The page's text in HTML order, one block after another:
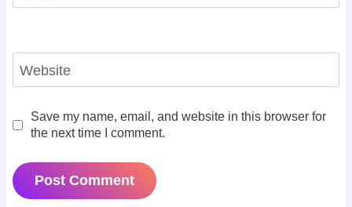
Website
Save my name, email, and website in this browser for
the next time I comment.